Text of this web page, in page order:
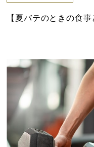
【夏バテのときの食